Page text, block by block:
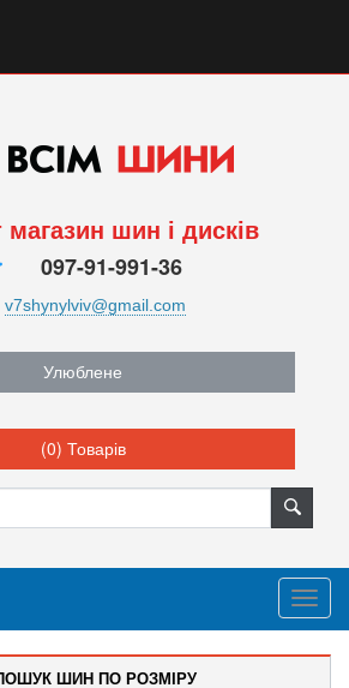
магазин шин і дисків
097-91-991-36
Улюблене
(0) Товарів
ШИН ПО РОЗМІРУ